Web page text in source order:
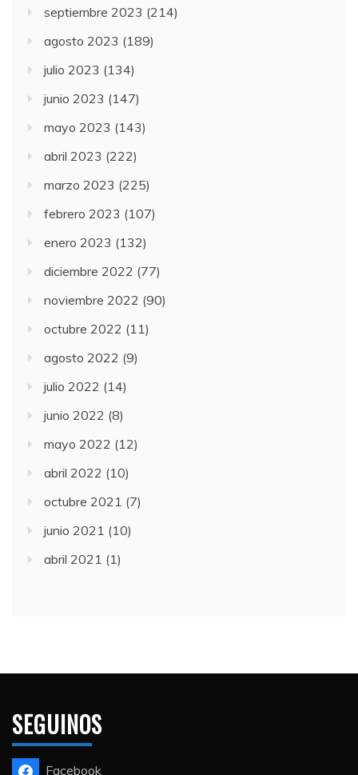
septiembre 2023 (214)
agosto 2023 (189)
julio 2023 (134)
junio 2023 (147)
mayo 2023 (143)
abril 2023 (222)
marzo 2023 (225)
febrero 2023 (107)
enero 2023 (132)
diciembre 2022 (77)
noviembre 2022 (90)
octubre 2022 (11)
agosto 2022 (9)
julio 2022 (14)
junio 2022 (8)
mayo 2022 (12)
abril 2022 (10)
octubre 2021 (7)
junio 2021 (10)
abril 2021 (1)
SEGUINOS
Facebook